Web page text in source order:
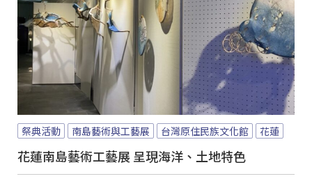
祭典活動 南島藝術與工藝展 台灣原住民族文化館 花蓮
花蓮南島藝術工藝展 呈現海洋、土地特色